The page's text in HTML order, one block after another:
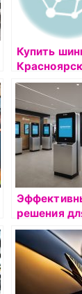
Купить
Магазин
литых
решения
стоек до
мусора